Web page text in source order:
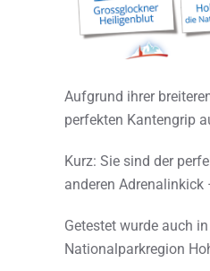
Aufgrund ihrer
perfekten Kantengrip
Kurz: Sie sind der
anderen
Getestet wurde auch
Nationalparkregion